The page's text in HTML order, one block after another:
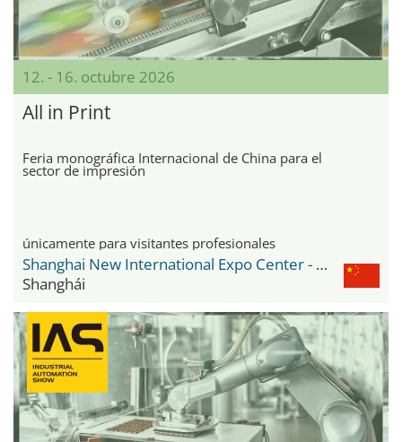
12. - 16. octubre 2026
All in Print
Feria monográfica Internacional de China para el
sector de impresión
únicamente para visitantes profesionales
Shanghai New International Expo Center - SNIEC
Shanghái